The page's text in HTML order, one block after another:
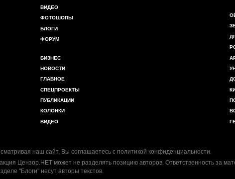
ВИДЕО
ФОТОШОПЫ
БЛОГИ
ФОРУМ
БИЗНЕС
НОВОСТИ
ГЛАВНОЕ
СПЕЦПРОЕКТЫ
ПУБЛИКАЦИИ
КОЛОНКИ
ВИДЕО
наш сайт, Вы соглашаетесь с политикой конфиденциальности.
Цензор.НЕТ может не разделять позицию авторов. Ответственность за
"Блоги" несут авторы текстов.